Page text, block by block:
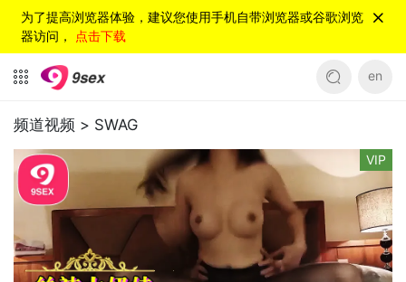
为了提高浏览器体验，建议您使用手机自带浏览器或谷歌浏览
器访问， 点击下载
en
频道视频 > SWAG
VIP